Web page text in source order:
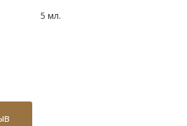
5 мл.